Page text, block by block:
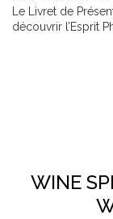
Le Livret de
découvrir l’Esprit
WINE